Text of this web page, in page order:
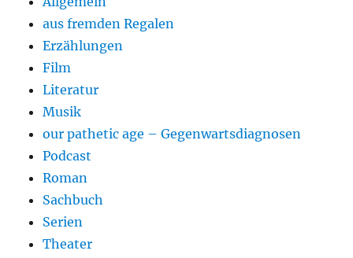
aus fremden Regalen
Erzählungen
Film
Literatur
Musik
our pathetic age – Gegenwartsdiagnosen
Podcast
Roman
Sachbuch
Serien
Theater